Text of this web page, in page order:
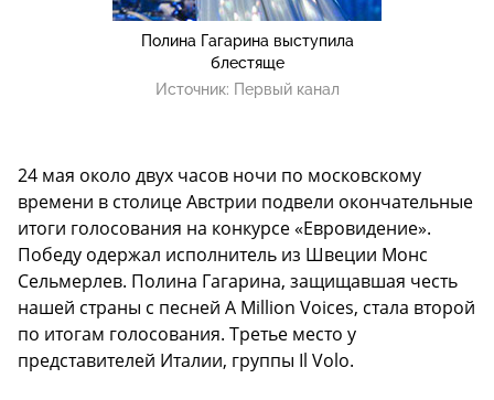
Полина Гагарина выступила
блестяще
Источник: Первый канал
24 мая около двух часов ночи по московскому
времени в столице Австрии подвели окончательные
итоги голосования на конкурсе «Евровидение».
Победу одержал исполнитель из Швеции Монс
Сельмерлев. Полина Гагарина, защищавшая честь
нашей страны с песней A Million Voices, стала второй
по итогам голосования. Третье место у
представителей Италии, группы Il Volo.